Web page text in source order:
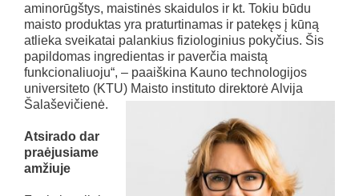
aminorūgštys, maistinės skaidulos ir kt. Tokiu būdu
maisto produktas yra praturtinamas ir patekęs į kūną
atlieka sveikatai palankius fiziologinius pokyčius. Šis
papildomas ingredientas ir paverčia maistą
funkcionaliuoju“, – paaiškina Kauno technologijos
universiteto (KTU) Maisto instituto direktorė Alvija
Šalaševičienė.
Atsirado dar
praėjusiame
amžiuje